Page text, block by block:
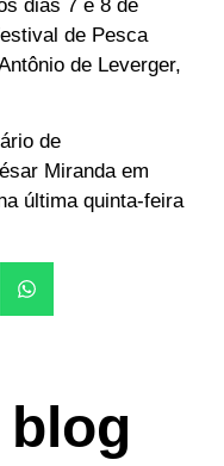
dias 7 e 8 de
de Pesca
de Leverger,
de
Miranda em
última quinta-feira
blog